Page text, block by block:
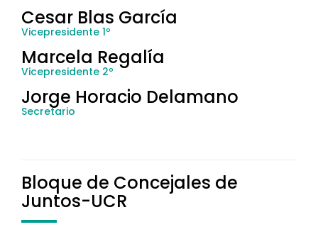
Cesar Blas García
Vicepresidente 1º
Marcela Regalía
Vicepresidente 2º
Jorge Horacio Delamano
Secretario
Bloque de Concejales de
Juntos-UCR